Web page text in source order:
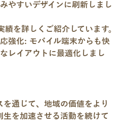
やすいデザインに刷新しまし
績を詳しくご紹介しています。
強化: モバイル端末からも快
レイアウトに最適化しまし
通じて、地域の価値をより
生を加速させる活動を続けて